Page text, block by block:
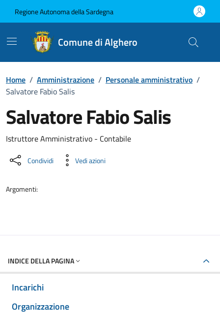
Regione Autonoma della Sardegna
Comune di Alghero
Home / Amministrazione / Personale amministrativo /
Salvatore Fabio Salis
Salvatore Fabio Salis
Dettaglio della persona
Istruttore Amministrativo - Contabile
Condividi Vedi azioni
Argomenti:
INDICE DELLA PAGINA
Incarichi
Organizzazione